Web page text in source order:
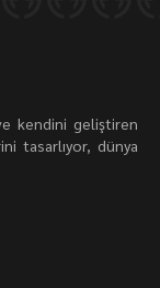
kendini geliştiren
tasarlıyor, dünya